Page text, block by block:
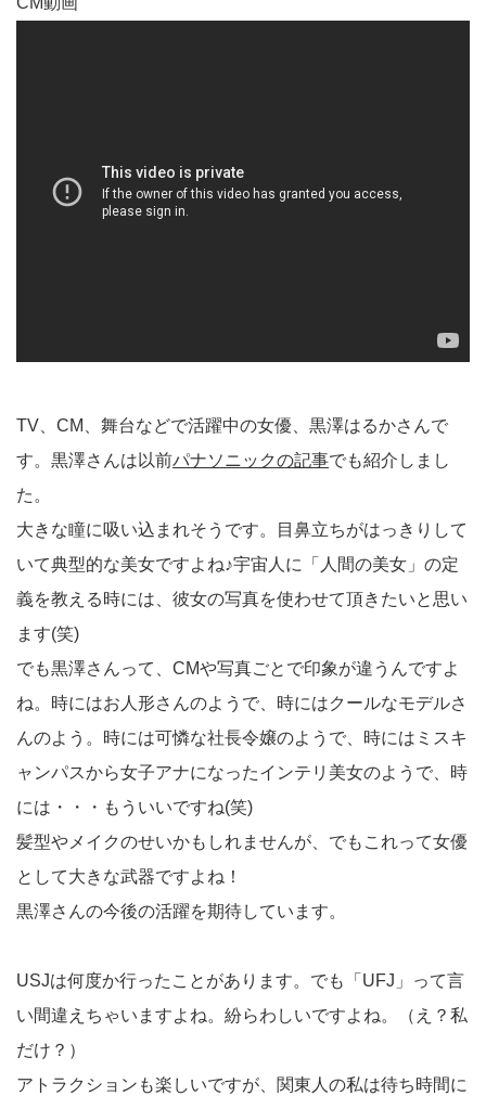
TV、CM、舞台などで活躍中の女優、黒澤はるかさんで
す。黒澤さんは以前パナソニックの記事でも紹介しまし
た。
大きな瞳に吸い込まれそうです。目鼻立ちがはっきりして
いて典型的な美女ですよね♪宇宙人に「人間の美女」の定
義を教える時には、彼女の写真を使わせて頂きたいと思い
ます(笑)
でも黒澤さんって、CMや写真ごとで印象が違うんですよ
ね。時にはお人形さんのようで、時にはクールなモデルさ
んのよう。時には可憐な社長令嬢のようで、時にはミスキ
ャンパスから女子アナになったインテリ美女のようで、時
には・・・もういいですね(笑)
髪型やメイクのせいかもしれませんが、でもこれって女優
として大きな武器ですよね！
黒澤さんの今後の活躍を期待しています。
USJは何度か行ったことがあります。でも「UFJ」って言
い間違えちゃいますよね。紛らわしいですよね。（え？私
だけ？）
アトラクションも楽しいですが、関東人の私は待ち時間に